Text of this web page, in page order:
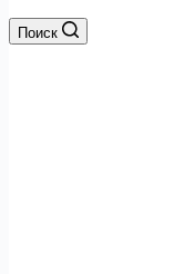
Поиск